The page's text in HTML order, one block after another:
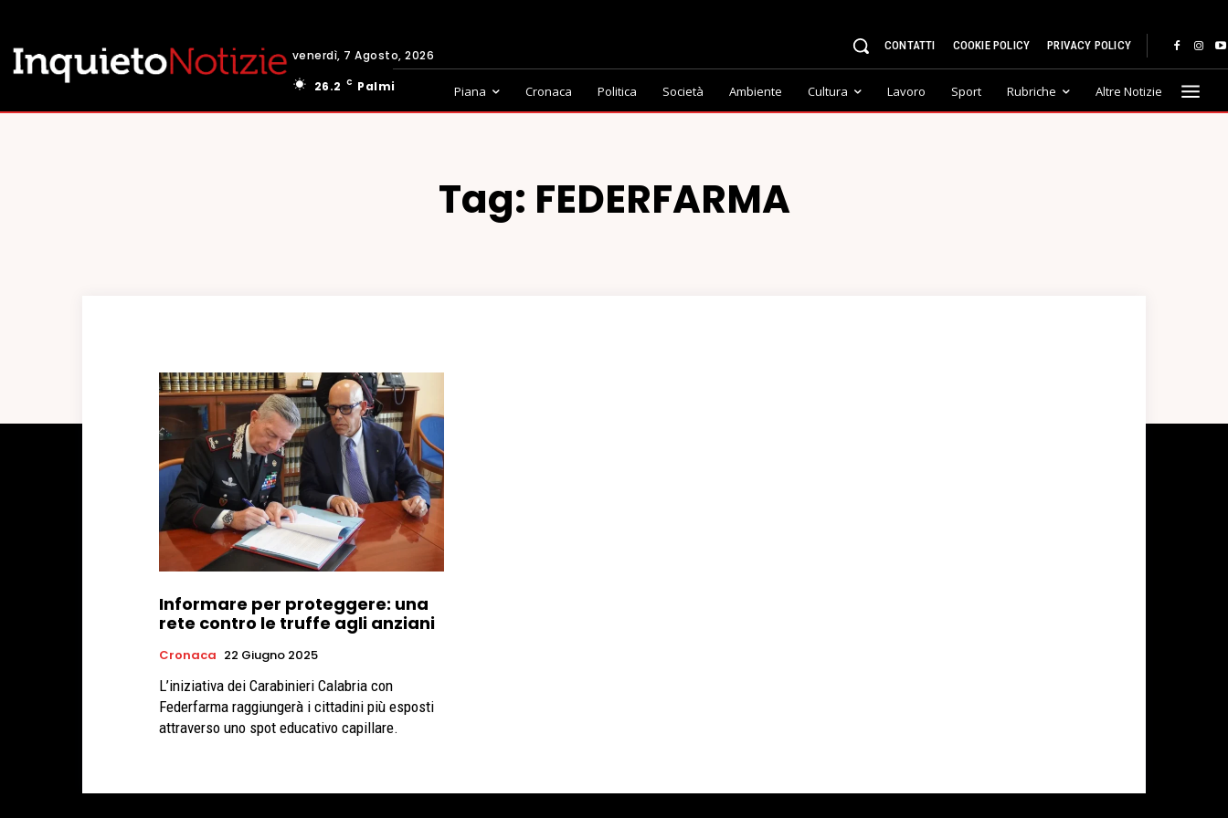
venerdì, 7 Agosto, 2026
26.2
C Palmi
CONTATTI COOKIE POLICY PRIVACY POLICY
Piana Cronaca Politica Società Ambiente Cultura Lavoro Sport Rubriche Altre Notizie
Tag: FEDERFARMA
Informare per proteggere: una
rete contro le truffe agli anziani
Cronaca 22 Giugno 2025
L’iniziativa dei Carabinieri Calabria con
Federfarma raggiungerà i cittadini più esposti
attraverso uno spot educativo capillare.